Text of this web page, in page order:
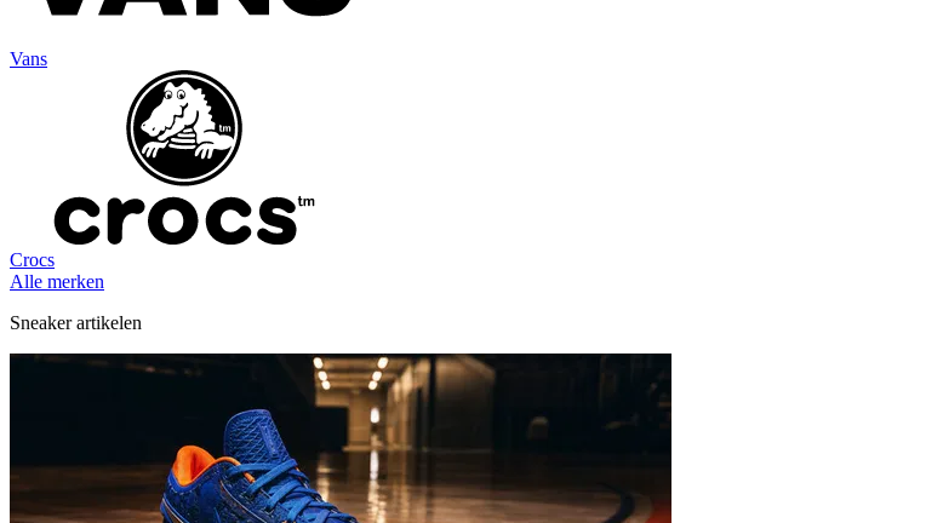
Vans
Crocs
Alle merken
Sneaker artikelen